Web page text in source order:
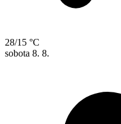
28/15 °C
sobota 8. 8.